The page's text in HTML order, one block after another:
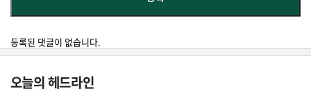
등록된 댓글이 없습니다.
오늘의 헤드라인